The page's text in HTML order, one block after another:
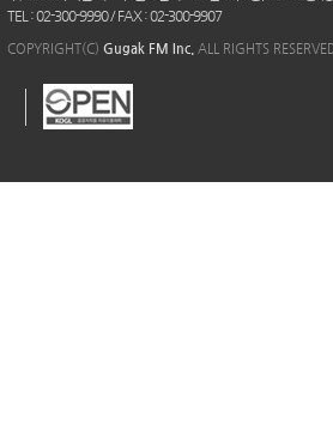
TEL : 02-300-9990 / FAX : 02-300-9907
COPYRIGHT(C) Gugak FM Inc. ALL RIGHTS